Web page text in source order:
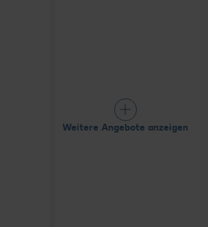
Weitere Angebote anzeigen